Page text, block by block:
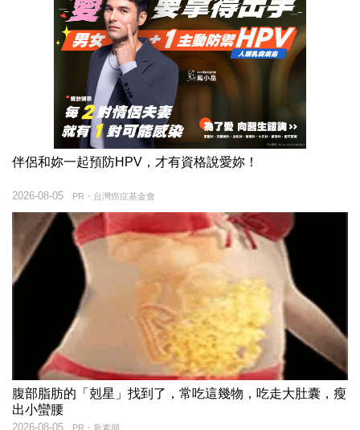
伴侶和妳一起預防HPV，才有資格說愛妳！
PR・台灣癌症基金會
2026-08-05
腹部脂肪的「剋星」找到了，常吃這幾物，吃走大肚囊，瘦
出小蠻腰
PR・新素簡
2026-08-05